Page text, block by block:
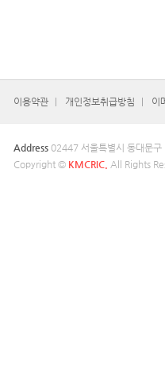
이용약관 개인정보취급방침 이
Address02447 서울특별시 동대문구
Copyright © KMCRIC. All Rights